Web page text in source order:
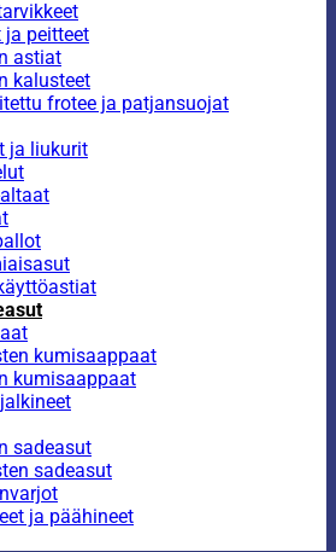
ja peitteet
astiat
kalusteet
frotee ja patjansuojat
ja liukurit
kumisaappaat
kumisaappaat
sadeasut
sadeasut
ja päähineet